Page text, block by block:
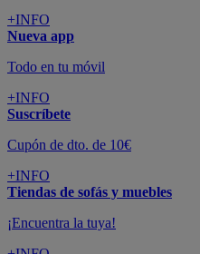
+INFO
Nueva app
Todo en tu móvil
+INFO
Suscríbete
Cupón de dto. de 10€
+INFO
Tiendas de sofás y muebles
¡Encuentra la tuya!